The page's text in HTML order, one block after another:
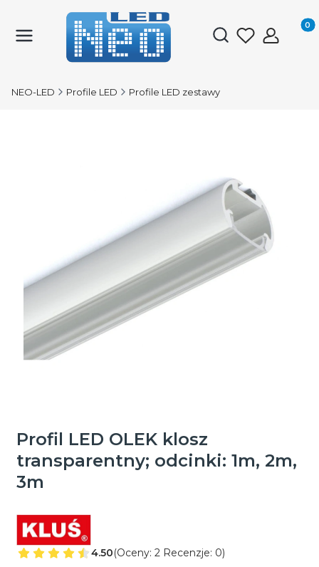
Otwórz
NEO-LED Profile LED Profile LED zestawy
Profil LED OLEK klosz
transparentny; odcinki: 1m, 2m,
3m
4.50(Oceny: 2 Recenzje: 0)